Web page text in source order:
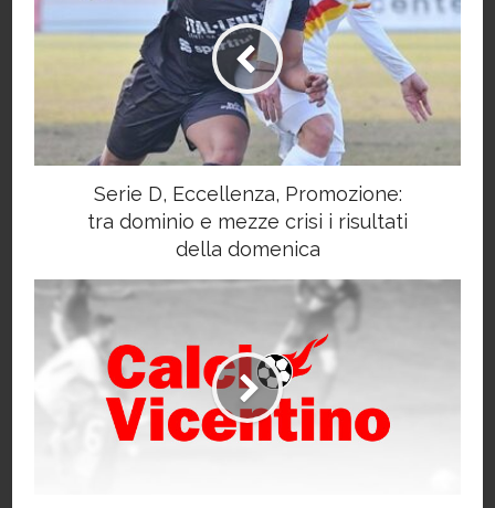
Serie D, Eccellenza, Promozione:
tra dominio e mezze crisi i risultati
della domenica